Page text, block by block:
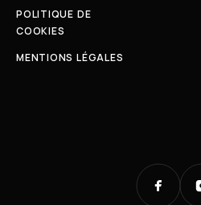
POLITIQUE DE
COOKIES
MENTIONS LÉGALES